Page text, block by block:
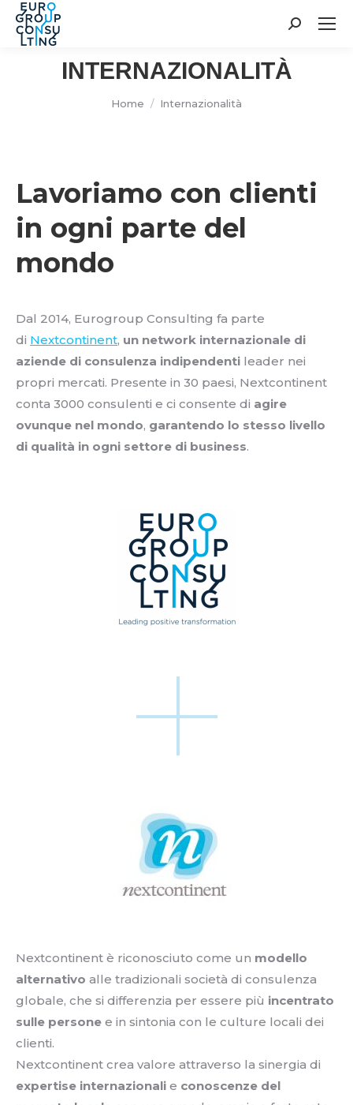
Cerca:
INTERNAZIONALITÀ
Tu sei qui:
Home Internazionalità
Lavoriamo con clienti
in ogni parte del
mondo
Dal 2014, Eurogroup Consulting fa parte
di Nextcontinent, un network internazionale di
aziende di consulenza indipendenti leader nei
propri mercati. Presente in 30 paesi, Nextcontinent
conta 3000 consulenti e ci consente di agire
ovunque nel mondo, garantendo lo stesso livello
di qualità in ogni settore di business.
Nextcontinent è riconosciuto come un modello
alternativo alle tradizionali società di consulenza
globale, che si differenzia per essere più incentrato
sulle persone e in sintonia con le culture locali dei
clienti.
Nextcontinent crea valore attraverso la sinergia di
expertise internazionali e conoscenze del